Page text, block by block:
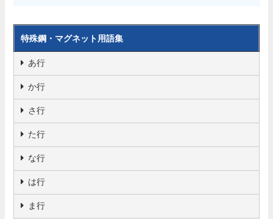
特殊鋼・マグネット用語集
あ行
か行
さ行
た行
な行
は行
ま行